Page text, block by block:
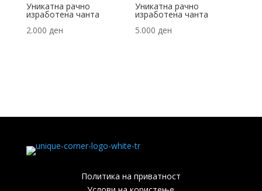
Уникатна рачно
изработена чанта
2.000 ден
Уникатна рачно
изработена чанта
5.000ден
Политика на приватност